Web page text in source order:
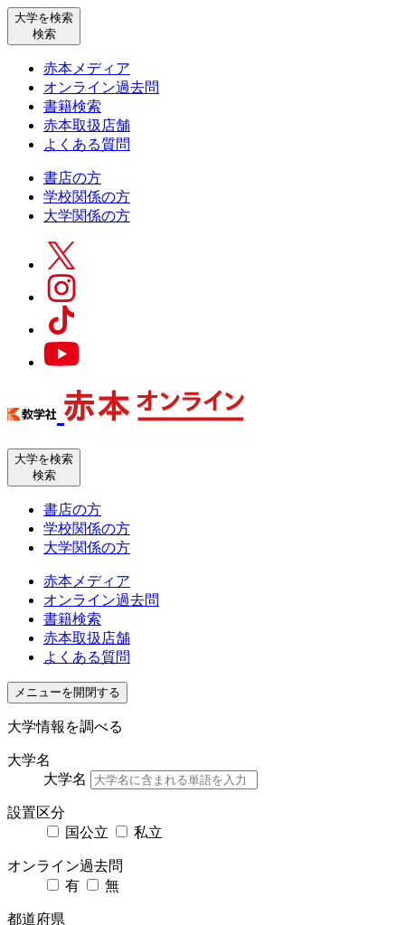
大学を検索
検索
赤本メディア
オンライン過去問
書籍検索
赤本取扱店舗
よくある質問
書店の方
学校関係の方
大学関係の方
大学を検索
検索
書店の方
学校関係の方
大学関係の方
赤本メディア
オンライン過去問
書籍検索
赤本取扱店舗
よくある質問
メニューを開閉する
大学情報を調べる
大学名
大学名
設置区分
国公立
私立
オンライン過去問
有
無
都道府県